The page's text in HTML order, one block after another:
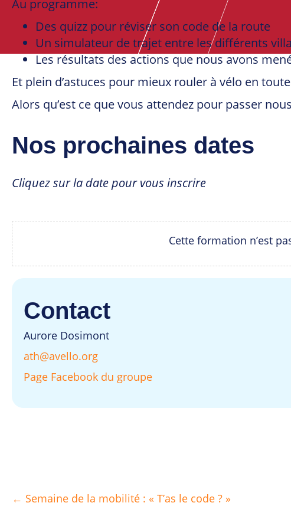
Au programme:
Des quizz pour réviser son code de la route
Un simulateur de trajet entre les différents
Les résultats des actions que nous avons
Et plein d’astuces pour mieux rouler à vélo en
Alors qu’est ce que vous attendez pour passer
Nos prochaines dates
Cliquez sur la date pour vous inscrire
Cette formation n’est
Contact
Aurore Dosimont
ath@avello.org
Page Facebook du groupe
Posts
← Semaine de la mobilité : « T’as le code ? »